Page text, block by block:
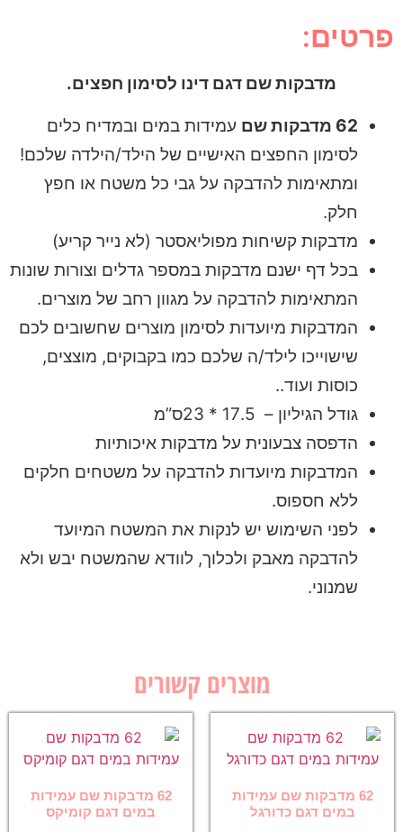
פרטים:
מדבקות שם דגם דינו לסימון חפצים.
62 מדבקות שם
עמידות במים ובמדיח כלים
לסימון החפצים האישיים של הילד/הילדה שלכם!
ומתאימות להדבקה על גבי כל משטח או חפץ
חלק.
מדבקות קשיחות מפוליאסטר (לא נייר קריע)
בכל דף ישנם מדבקות במספר גדלים וצורות שונות
המתאימות להדבקה על מגוון רחב של מוצרים.
המדבקות מיועדות לסימון מוצרים שחשובים לכם
שישוייכו לילד/ה שלכם כמו בקבוקים, מוצצים,
כוסות ועוד..
גודל הגיליון – 17.5 * 23ס”מ
הדפסה צבעונית על מדבקות איכותיות
המדבקות מיועדות להדבקה על משטחים חלקים
ללא חספוס.
לפני השימוש יש לנקות את המשטח המיועד
להדבקה מאבק ולכלוך, לוודא שהמשטח יבש ולא
שמנוני.
מוצרים קשורים
62 מדבקות שם עמידות
במים דגם כדורגל
62 מדבקות שם עמידות
במים דגם קומיקס